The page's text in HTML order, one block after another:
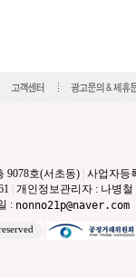
9078호(서초동) 사업자등
개인정보관리자 : 나병철
: nonno21p@naver.com